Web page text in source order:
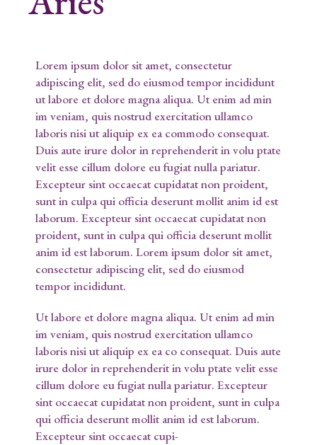
Lorem ipsum dolor sit amet, consectetur
adipiscing elit, sed do eiusmod tempor incididunt
ut labore et dolore magna aliqua. Ut enim ad min
im veniam, quis nostrud exercitation ullamco
laboris nisi ut aliquip ex ea commodo consequat.
Duis aute irure dolor in reprehenderit in volu ptate
velit esse cillum dolore eu fugiat nulla pariatur.
Excepteur sint occaecat cupidatat non proident,
sunt in culpa qui officia deserunt mollit anim id est
laborum. Excepteur sint occaecat cupidatat non
proident, sunt in culpa qui officia deserunt mollit
anim id est laborum. Lorem ipsum dolor sit amet,
consectetur adipiscing elit, sed do eiusmod
tempor incididunt.
Ut labore et dolore magna aliqua. Ut enim ad min
im veniam, quis nostrud exercitation ullamco
laboris nisi ut aliquip ex ea co consequat. Duis aute
irure dolor in reprehenderit in volu ptate velit esse
cillum dolore eu fugiat nulla pariatur. Excepteur
sint occaecat cupidatat non proident, sunt in culpa
qui officia deserunt mollit anim id est laborum.
Excepteur sint occaecat cupi-